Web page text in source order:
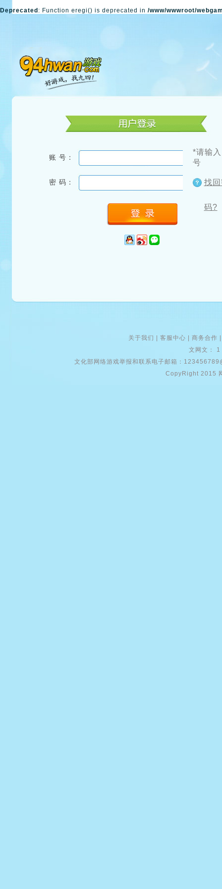
Deprecated : Function eregi() is deprecated in /www/wwwroot/
账 号：
*请输
号
密 码： 找
码?
关于我们 客服中心 商务合作
文网文：
文化部网络游戏举报和联系电子邮箱：
CopyRight 2015